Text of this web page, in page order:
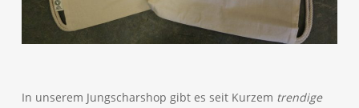
In unserem Jungscharshop gibt es seit Kurzem trendige